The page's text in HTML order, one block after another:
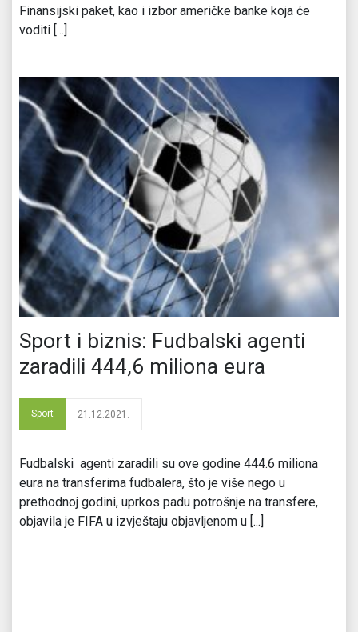
Finansijski paket, kao i izbor američke banke koja će
voditi [...]
Sport i biznis: Fudbalski agenti
zaradili 444,6 miliona eura
Sport 21.12.2021.
Fudbalski agenti zaradili su ove godine 444.6 miliona
eura na transferima fudbalera, što je više nego u
prethodnoj godini, uprkos padu potrošnje na transfere,
objavila je FIFA u izvještaju objavljenom u [...]